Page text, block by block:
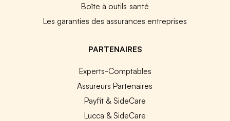
Boîte à outils santé
Les garanties des assurances entreprises
PARTENAIRES
Experts-Comptables
Assureurs Partenaires
Payfit & SideCare
Lucca & SideCare